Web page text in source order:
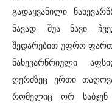
გადაყვანილი
ნავად. შუა ნავი,
შედარებით უფრო
ნახევარწრიული
ღერძზეც ერთი
რომელიც ორ